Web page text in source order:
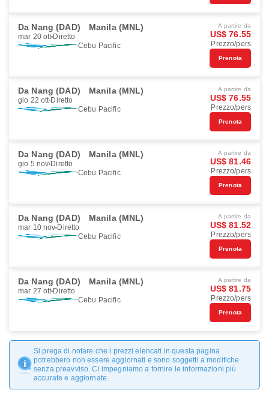
Da Nang (DAD) Manila (MNL)
mar 20 ott Diretto
Cebu Pacific
A partire da
US$ 76.55
Prezzo/pers
Prenota
Da Nang (DAD) Manila (MNL)
gio 22 ott Diretto
Cebu Pacific
A partire da
US$ 76.55
Prezzo/pers
Prenota
Da Nang (DAD) Manila (MNL)
gio 5 nov Diretto
Cebu Pacific
A partire da
US$ 81.46
Prezzo/pers
Prenota
Da Nang (DAD) Manila (MNL)
mar 10 nov Diretto
Cebu Pacific
A partire da
US$ 81.52
Prezzo/pers
Prenota
Da Nang (DAD) Manila (MNL)
mar 27 ott Diretto
Cebu Pacific
A partire da
US$ 81.75
Prezzo/pers
Prenota
Si prega di notare che i prezzi elencati in questa pagina
potrebbero non essere aggiornati e sono soggetti a modifiche
senza preavviso. Ci impegniamo a fornire le informazioni più
accurate e aggiornate.